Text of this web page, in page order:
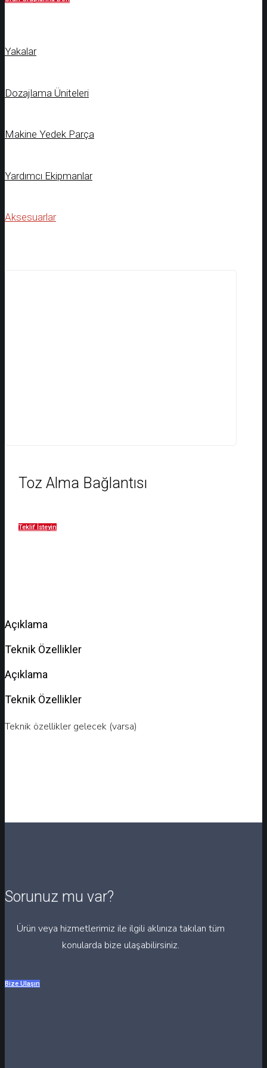
Yakalar
Dozajlama Üniteleri
Makine Yedek Parça
Yardımcı Ekipmanlar
Aksesuarlar
Toz Alma Bağlantısı
Teklif İsteyin
Açıklama
Teknik Özellikler
Açıklama
Teknik Özellikler
Teknik özellikler gelecek (varsa)
Sorunuz mu var?
Ürün veya hizmetlerimiz ile ilgili aklınıza takılan tüm
konularda bize ulaşabilirsiniz.
Bize Ulaşın